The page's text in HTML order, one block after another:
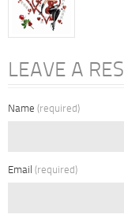
LEAVE A
Name (required)
Email (required)